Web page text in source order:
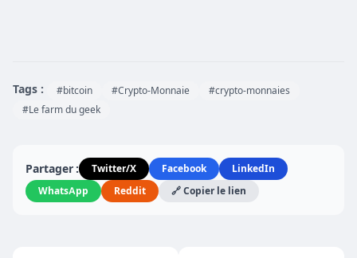
Tags : #bitcoin #Crypto-Monnaie
#crypto-monnaies
#Le farm du geek
Partager : Twitter/X Facebook
LinkedIn
WhatsApp
Reddit 🔗 Copier le lien